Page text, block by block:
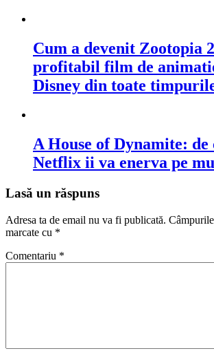
Cum a devenit Zootopia
profitabil film de
Disney din toate
A House of Dynamite:
Netflix ii va enerva pe
Lasă un răspuns
Adresa ta de email nu va fi publicată.
marcate cu *
Comentariu *